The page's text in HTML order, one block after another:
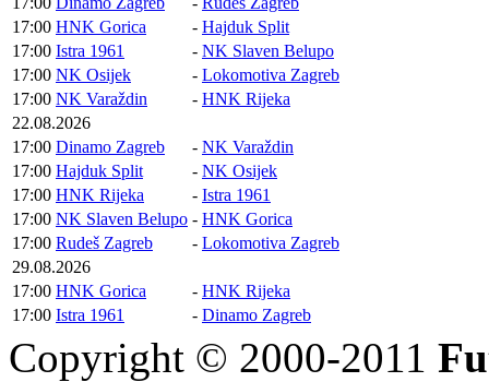
17:00 HNK Gorica - Hajduk Split
17:00 Istra 1961 - NK Slaven Belupo
17:00 NK Osijek - Lokomotiva Zagreb
17:00 NK Varaždin - HNK Rijeka
22.08.2026
17:00 Dinamo Zagreb - NK Varaždin
17:00 Hajduk Split - NK Osijek
17:00 HNK Rijeka - Istra 1961
17:00 NK Slaven Belupo - HNK Gorica
17:00 Rudeš Zagreb - Lokomotiva Zagreb
29.08.2026
17:00 HNK Gorica - HNK Rijeka
17:00 Istra 1961 - Dinamo Zagreb
Copyright © 2000-2011